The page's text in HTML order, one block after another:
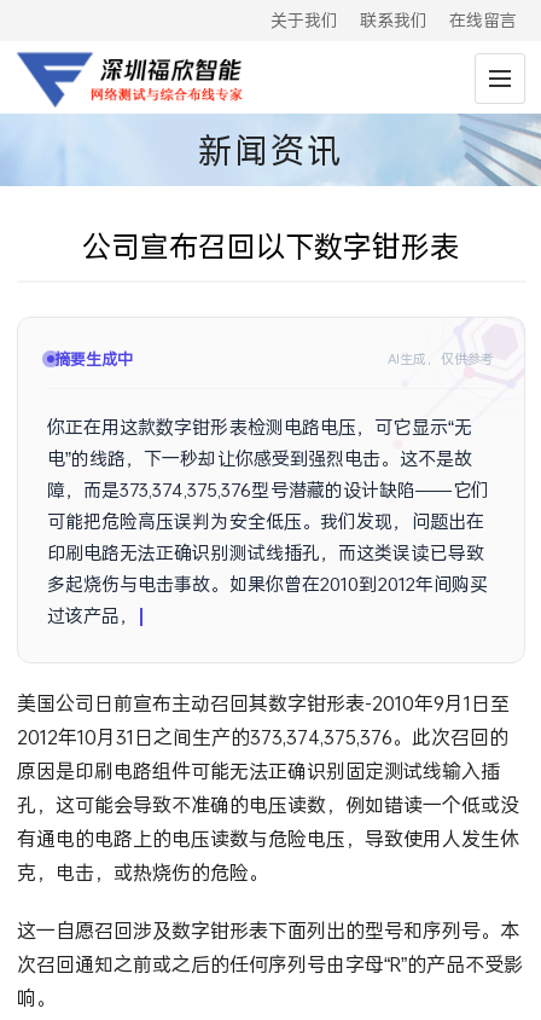
关于我们 联系我们 在线留言
新闻资讯
公司宣布召回以下数字钳形表
摘要生成中 AI生成，仅供参考
你正在用这款数字钳形表检测电路电压，可它显示“无
电”的线路，下一秒却让你感受到强烈电击。这不是故
障，而是373,374,375,376型号潜藏的设计缺陷——它们
可能把危险高压误判为安全低压。我们发现，问题出在
印刷电路无法正确识别测试线插孔，而这类误读已导致
多起烧伤与电击事故。如果你曾在2010到2012年间购买
过该产品，现在必须确认一件事：
美国公司日前宣布主动召回其数字钳形表-2010年9月1日至
2012年10月31日之间生产的373,374,375,376。此次召回的
原因是印刷电路组件可能无法正确识别固定测试线输入插
孔，这可能会导致不准确的电压读数，例如错读一个低或没
有通电的电路上的电压读数与危险电压，导致使用人发生休
克，电击，或热烧伤的危险。
这一自愿召回涉及数字钳形表下面列出的型号和序列号。本
次召回通知之前或之后的任何序列号由字母“R”的产品不受影
响。